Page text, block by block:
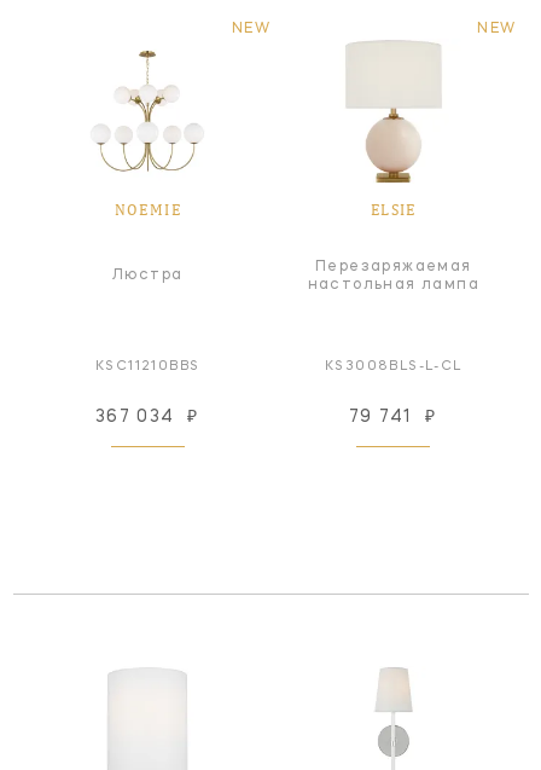
NEW
NOEMIE
Люстра
KSC11210BBS
367 034 ₽
NEW
ELSIE
Перезаряжаемая
настольная лампа
KS3008BLS-L-CL
79 741 ₽